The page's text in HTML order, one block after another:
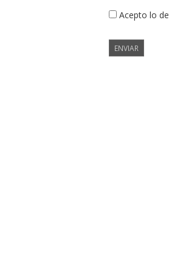
Acepto lo
ENVIAR